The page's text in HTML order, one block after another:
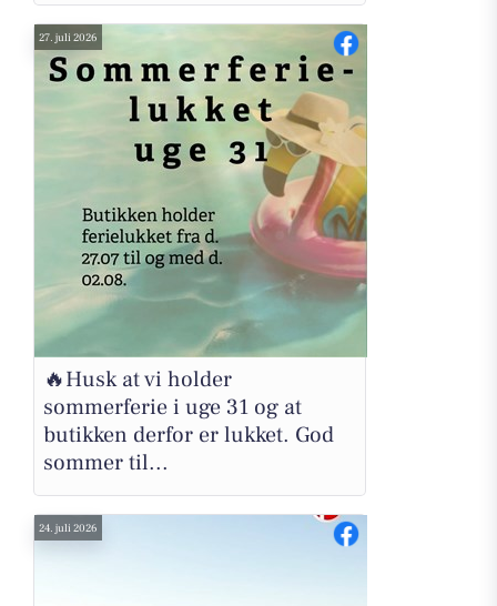
27. juli 2026
🔥Husk at vi holder
sommerferie i uge 31 og at
butikken derfor er lukket. God
sommer til...
24. juli 2026